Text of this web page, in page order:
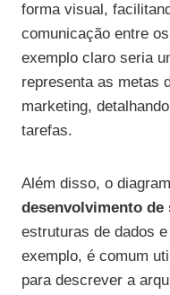
forma visual,
comunicação entre
exemplo claro seria
representa as metas
marketing,
tarefas.
Além disso, o
desenvolvimento de
estruturas de dados
exemplo, é comum
para descrever a